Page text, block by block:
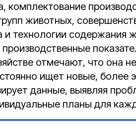
комплектование
животных,
и технологии содержания
отмечают, что она
ищет новые, более
данные, выявляя
планы для